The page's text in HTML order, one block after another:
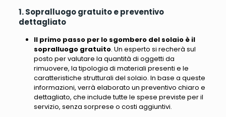
1. Sopralluogo gratuito e preventivo
dettagliato
Il primo passo per lo sgombero del solaio è il
sopralluogo gratuito. Un esperto si recherà sul
posto per valutare la quantità di oggetti da
rimuovere, la tipologia di materiali presenti e le
caratteristiche strutturali del solaio. In base a queste
informazioni, verrà elaborato un preventivo chiaro e
dettagliato, che include tutte le spese previste per il
servizio, senza sorprese o costi aggiuntivi.